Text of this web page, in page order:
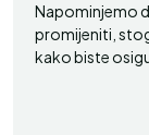
Napominjemo
promijeniti,
kako biste